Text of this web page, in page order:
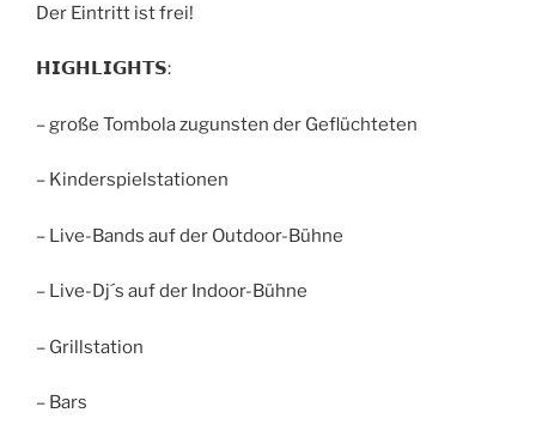
Der Eintritt ist frei!
𝗛𝗜𝗚𝗛𝗟𝗜𝗚𝗛𝗧𝗦:
– große Tombola zugunsten der Geflüchteten
– Kinderspielstationen
– Live-Bands auf der Outdoor-Bühne
– Live-Dj´s auf der Indoor-Bühne
– Grillstation
– Bars